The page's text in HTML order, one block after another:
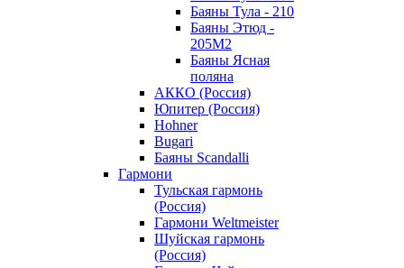
Баяны Тула - 210
Баяны Этюд -
205М2
Баяны Ясная
поляна
АККО (Россия)
Юпитер (Россия)
Hohner
Bugari
Баяны Scandalli
Гармони
Тульская гармонь
(Россия)
Гармони Weltmeister
Шуйская гармонь
(Россия)